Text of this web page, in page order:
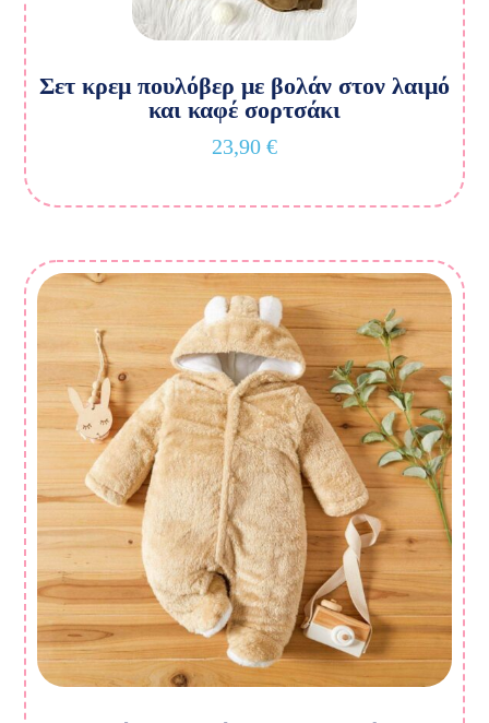
Σετ κρεμ πουλόβερ με βολάν στον λαιμό
και καφέ σορτσάκι
23,90 €